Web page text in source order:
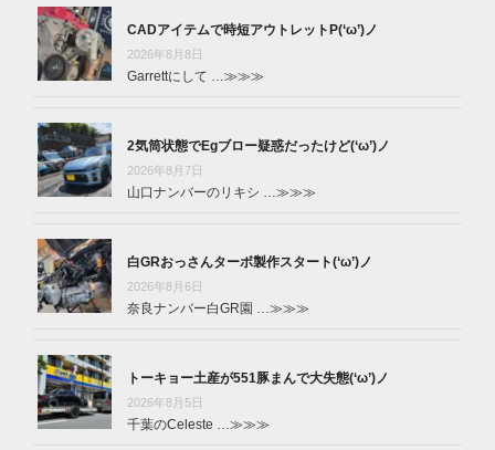
CADアイテムで時短アウトレットP(‘ω’)ノ
2026年8月8日
Garrettにして …≫≫≫
2気筒状態でEgブロー疑惑だったけど(‘ω’)ノ
2026年8月7日
山口ナンバーのリキシ …≫≫≫
白GRおっさんターボ製作スタート(‘ω’)ノ
2026年8月6日
奈良ナンバー白GR園 …≫≫≫
トーキョー土産が551豚まんで大失態(‘ω’)ノ
2026年8月5日
千葉のCeleste …≫≫≫